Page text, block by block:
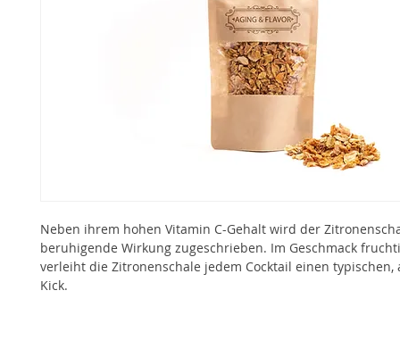
Neben ihrem hohen Vitamin C-Gehalt wird der
beruhigende Wirkung zugeschrieben. Im Geschmack
verleiht die Zitronenschale jedem Cocktail einen typischen,
Kick.